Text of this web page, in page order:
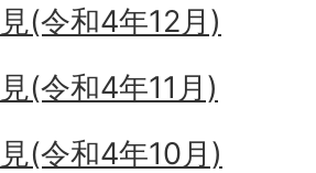
(令和4年12月)
(令和4年11月)
(令和4年10月)